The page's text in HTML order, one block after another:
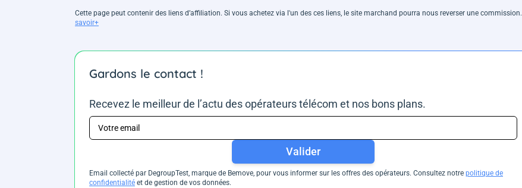
Cette page peut contenir des liens d’affiliation. Si vous achetez via l'un des ces liens, le site marchand pourra nous reverser une commission.
savoir+
Gardons le contact !
Recevez le meilleur de l’actu des opérateurs télécom et nos bons plans.
Valider
Email collecté par DegroupTest, marque de Bemove, pour vous informer sur les offres des opérateurs. Consultez notre politique de
confidentialité et de gestion de vos données.